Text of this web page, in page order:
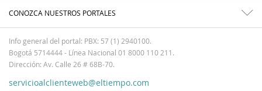
CONOZCA NUESTROS PORTALES
Info general del portal: PBX: 57 (1) 2940100.
Bogotá 5714444 - Línea Nacional 01 8000 110 211.
Dirección: Av. Calle 26 # 68B-70.
servicioalclienteweb@eltiempo.com